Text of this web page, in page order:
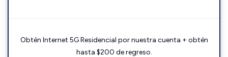
Obtén Internet 5G Residencial por nuestra cuenta + obtén
hasta $200 de regreso.